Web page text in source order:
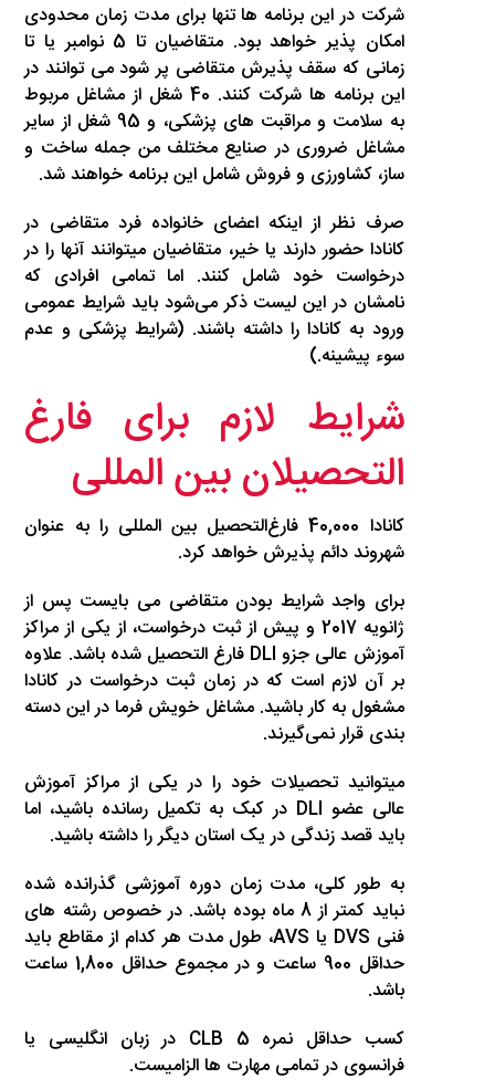
شرکت در این برنامه ها تنها برای مدت زمان محدودی
امکان پذیر خواهد بود. متقاضیان تا 5 نوامبر یا تا
زمانی که سقف پذیرش متقاضی پر شود می توانند در
این برنامه ها شرکت کنند. 40 شغل از مشاغل مربوط
به سلامت و مراقبت های پزشکی، و 95 شغل از سایر
مشاغل ضروری در صنایع مختلف من جمله ساخت و
ساز، کشاورزی و فروش شامل این برنامه خواهند شد.
صرف نظر از اینکه اعضای خانواده فرد متقاضی در
کانادا حضور دارند یا خیر، متقاضیان میتوانند آنها را در
درخواست خود شامل کنند. اما تمامی افرادی که
نامشان در این لیست ذکر می‌شود باید شرایط عمومی
ورود به کانادا را داشته باشند. (شرایط پزشکی و عدم
سوء پیشینه.)
شرایط لازم برای فارغ
التحصیلان بین المللی
کانادا 40,000 فارغ‌التحصیل بین المللی را به عنوان
شهروند دائم پذیرش خواهد کرد.
برای واجد شرایط بودن متقاضی می بایست پس از
ژانویه 2017 و پیش از ثبت درخواست، از یکی از مراکز
آموزش عالی جزو DLI فارغ التحصیل شده باشد. علاوه
بر آن لازم است که در زمان ثبت درخواست در کانادا
مشغول به کار باشید. مشاغل خویش فرما در این دسته
بندی قرار نمی‌گیرند.
میتوانید تحصیلات خود را در یکی از مراکز آموزش
عالی عضو DLI در کبک به تکمیل رسانده باشید، اما
باید قصد زندگی در یک استان دیگر را داشته باشید.
به طور کلی، مدت زمان دوره آموزشی گذرانده شده
نباید کمتر از 8 ماه بوده باشد. در خصوص رشته های
فنی DVS یا AVS، طول مدت هر کدام از مقاطع باید
حداقل 900 ساعت و در مجموع حداقل 1,800 ساعت
باشد.
کسب حداقل نمره CLB 5 در زبان انگلیسی یا
فرانسوی در تمامی مهارت ها الزامیست.